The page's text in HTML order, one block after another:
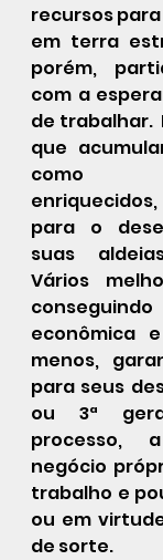
recursos
em terra
porém,
com a
de trabalhar.
que
como
para o
suas
Vários
econômica
menos,
para seus
ou 3ª
processo,
negócio
trabalho e
ou em
de sorte.